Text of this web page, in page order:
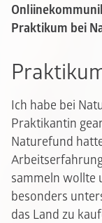
Praktikum bei
Ich habe bei
Praktikantin
Naturefund
sammeln wollte
besonders
das Land zu